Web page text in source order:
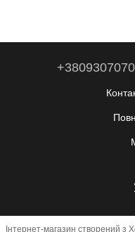
Інтернет-магазин створений з